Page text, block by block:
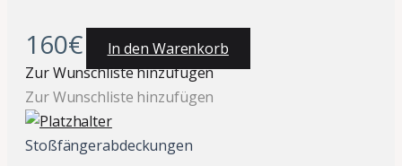
160€
In den Warenkorb
Zur Wunschliste hinzufügen
Zur Wunschliste hinzufügen
Stoßfängerabdeckungen